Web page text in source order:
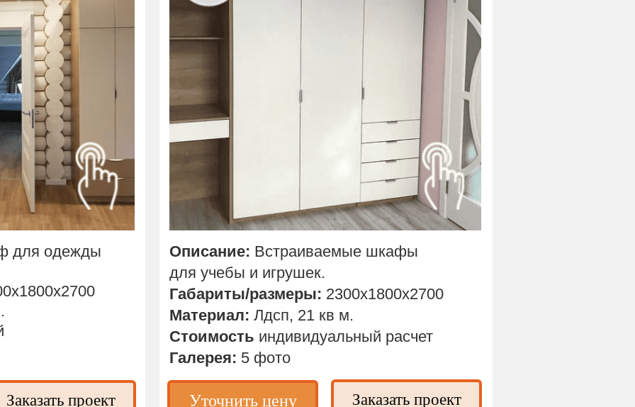
Описание: Встраиваемые шкафы
для учебы и игрушек.
Габариты/размеры: 2300х1800х2700
Материал: Лдсп, 21 кв м.
Стоимость индивидуальный расчет
Галерея: 5 фото
Уточнить цену
Заказать проект
для одежды
Заказать проект